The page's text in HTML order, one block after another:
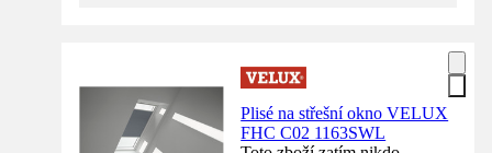
Plisé na střešní okno VELUX
FHC C02 1163SWL